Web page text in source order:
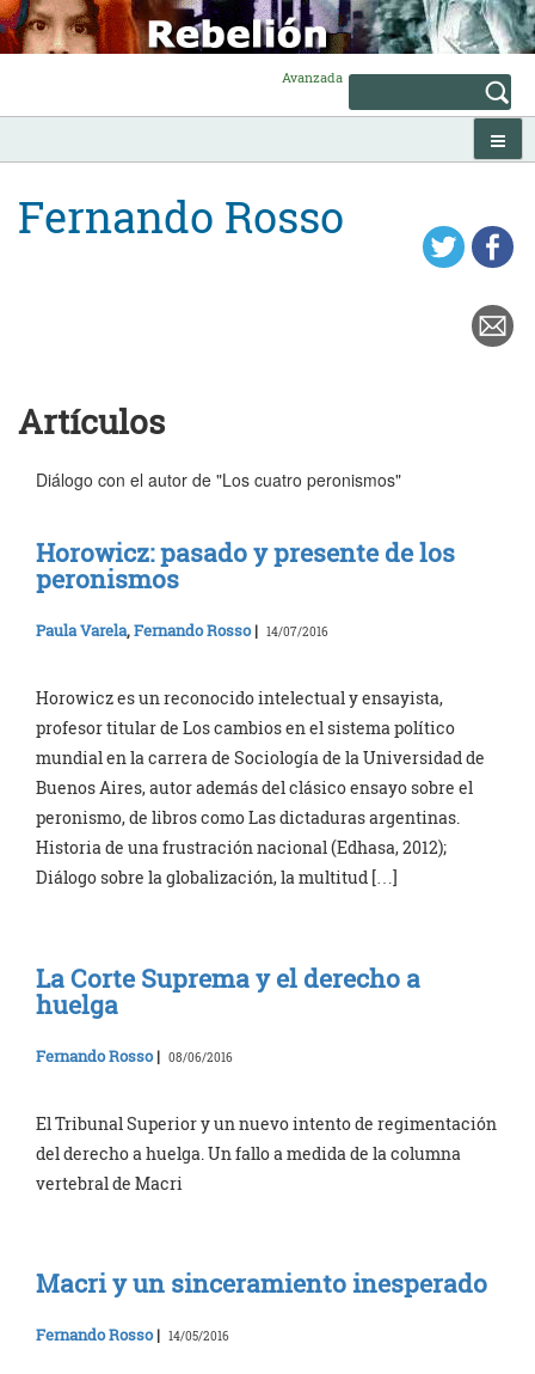
Skip
to
content
Avanzada
Fernando Rosso
Artículos
Diálogo con el autor de "Los cuatro peronismos"
Horowicz: pasado y presente de los
peronismos
Paula Varela,Fernando Rosso| 14/07/2016
Horowicz es un reconocido intelectual y ensayista,
profesor titular de Los cambios en el sistema político
mundial en la carrera de Sociología de la Universidad de
Buenos Aires, autor además del clásico ensayo sobre el
peronismo, de libros como Las dictaduras argentinas.
Historia de una frustración nacional (Edhasa, 2012);
Diálogo sobre la globalización, la multitud […]
La Corte Suprema y el derecho a
huelga
Fernando Rosso| 08/06/2016
El Tribunal Superior y un nuevo intento de regimentación
del derecho a huelga. Un fallo a medida de la columna
vertebral de Macri
Macri y un sinceramiento inesperado
Fernando Rosso| 14/05/2016